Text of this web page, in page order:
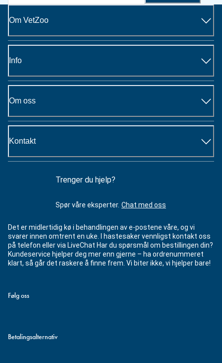
Om VetZoo
Info
Om oss
Kontakt
Trenger du hjelp?
Spør våre eksperter. Chat med oss
Det er midlertidig kø i behandlingen av e-postene våre, og vi
svarer innen omtrent en uke. I hastesaker vennligst kontakt oss
på telefon eller via LiveChat Har du spørsmål om bestillingen din?
Kundeservice hjelper deg mer enn gjerne – ha ordrenummeret
klart, så går det raskere å finne frem. Vi biter ikke, vi hjelper bare!
Følg oss
Betalingsalternativ